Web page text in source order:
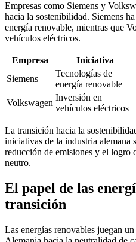
Empresas como Siemens y
hacia la sostenibilidad. Siemens
energía renovable, mientras que
vehículos eléctricos.
Empresa Iniciativa
Siemens
Tecnologías de
energía renovable
Volkswagen
Inversión en
vehículos eléctricos
La transición hacia la
iniciativas de la industria alemana
reducción de emisiones y el logro
neutro.
El papel de las
transición
Las energías renovables juegan